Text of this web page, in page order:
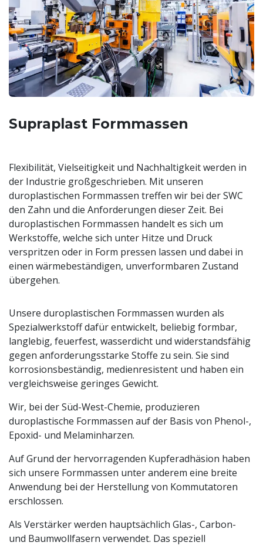
Supraplast Formmassen
Flexibilität, Vielseitigkeit und Nachhaltigkeit werden in
der Industrie großgeschrieben. Mit unseren
duroplastischen Formmassen treffen wir bei der SWC
den Zahn und die Anforderungen dieser Zeit. Bei
duroplastischen Formmassen handelt es sich um
Werkstoffe, welche sich unter Hitze und Druck
verspritzen oder in Form pressen lassen und dabei in
einen wärmebeständigen, unverformbaren Zustand
übergehen.
Unsere duroplastischen Formmassen wurden als
Spezialwerkstoff dafür entwickelt, beliebig formbar,
langlebig, feuerfest, wasserdicht und widerstandsfähig
gegen anforderungsstarke Stoffe zu sein. Sie sind
korrosionsbeständig, medienresistent und haben ein
vergleichsweise geringes Gewicht.
Wir, bei der Süd-West-Chemie, produzieren
duroplastische Formmassen auf der Basis von Phenol-,
Epoxid- und Melaminharzen.
Auf Grund der hervorragenden Kupferadhäsion haben
sich unsere Formmassen unter anderem eine breite
Anwendung bei der Herstellung von Kommutatoren
erschlossen.
Als Verstärker werden hauptsächlich Glas-, Carbon-
und Baumwollfasern verwendet. Das speziell